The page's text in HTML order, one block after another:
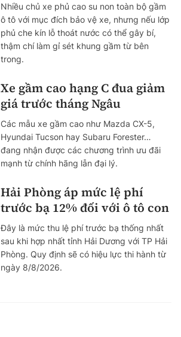
Nhiều chủ xe phủ cao su non toàn bộ gầm
ô tô với mục đích bảo vệ xe, nhưng nếu lớp
phủ che kín lỗ thoát nước có thể gây bí,
thậm chí làm gỉ sét khung gầm từ bên
trong.
Xe gầm cao hạng C đua giảm
giá trước tháng Ngâu
Các mẫu xe gầm cao như Mazda CX-5,
Hyundai Tucson hay Subaru Forester…
đang nhận được các chương trình ưu đãi
mạnh từ chính hãng lẫn đại lý.
Hải Phòng áp mức lệ phí
trước bạ 12% đối với ô tô con
Đây là mức thu lệ phí trước bạ thống nhất
sau khi hợp nhất tỉnh Hải Dương với TP Hải
Phòng. Quy định sẽ có hiệu lực thi hành từ
ngày 8/8/2026.